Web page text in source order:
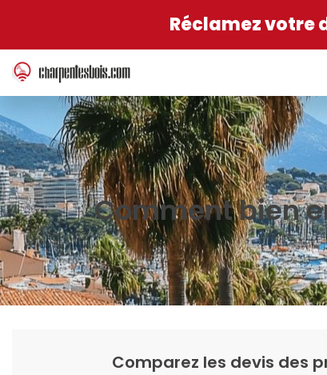
Réclamez votre
Comment bien
Comparez les devis des